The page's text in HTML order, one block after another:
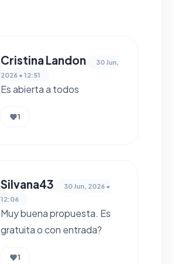
Cristina Landon
30 Jun,
2026 • 12:51
Es abierta a todos
1
Silvana43
30 Jun, 2026 •
12:06
Muy buena propuesta. Es
gratuita o con entrada?
1